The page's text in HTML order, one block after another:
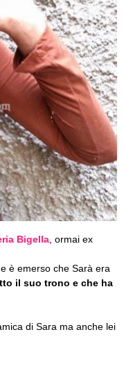
Bigella , ormai ex
è emerso che Sarà era
il suo trono e che ha
di Sara ma anche lei